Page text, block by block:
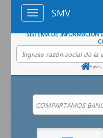
Saltar al contenido principal
SISTEMA DE INFORMACIÓN
Buscar empresa por razón
SMV